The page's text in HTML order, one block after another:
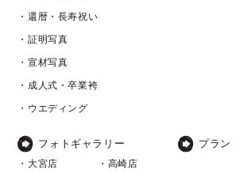
・還暦・長寿祝い
・証明写真
・宣材写真
・成人式・卒業袴
・ウエディング
フォトギャラリー
・大宮店 ・高崎店
プラン